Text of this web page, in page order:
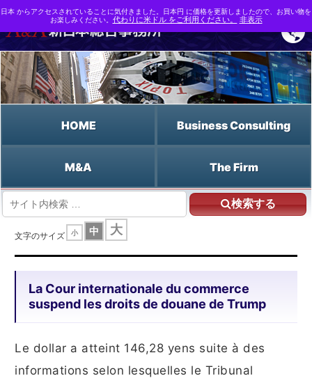
HOME Business Consulting
M&A The Firm
検索する
La Cour internationale du commerce suspend les droits de douane de Trump
文字のサイズ 小 中 大
La Cour internationale du commerce
suspend les droits de douane de Trump
Le dollar a atteint 146,28 yens suite à des
informations selon lesquelles le Tribunal
日本 からアクセスされていることに気付きました。日本円 に価格を更新しましたので、お買い物を
お楽しみください。 代わりに米ドル をご利用ください。 非表示